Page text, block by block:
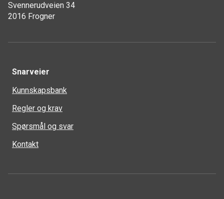
Svennerudveien 34
2016 Frogner
Snarveier
Kunnskapsbank
Regler og krav
Spørsmål og svar
Kontakt